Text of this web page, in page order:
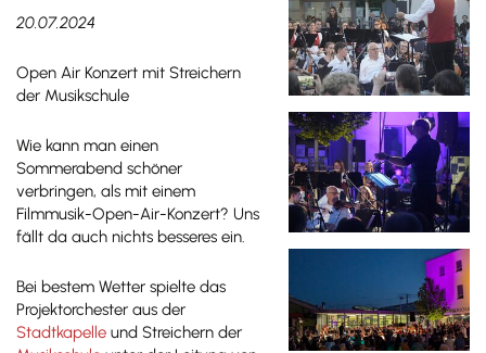
20.07.2024
Open Air Konzert mit Streichern
der Musikschule
Wie kann man einen
Sommerabend schöner
verbringen, als mit einem
Filmmusik-Open-Air-Konzert? Uns
fällt da auch nichts besseres ein.
Bei bestem Wetter spielte das
Projektorchester aus der
Stadtkapelle und Streichern der